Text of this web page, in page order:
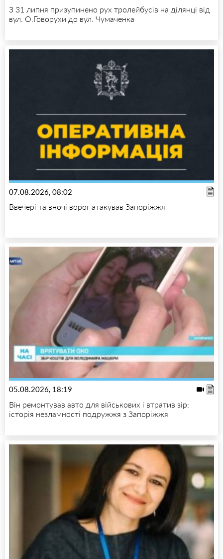
З 31 липня призупинено рух тролейбусів на ділянці від
вул. О.Говорухи до вул. Чумаченка
07.08.2026, 08:02
Ввечері та вночі ворог атакував Запоріжжя
05.08.2026, 18:19
Він ремонтував авто для військових і втратив зір:
історія незламності подружжя з Запоріжжя